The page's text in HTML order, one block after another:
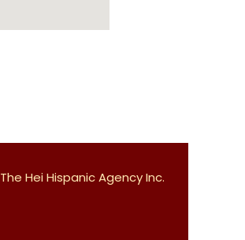
The Hei Hispanic Agency Inc.